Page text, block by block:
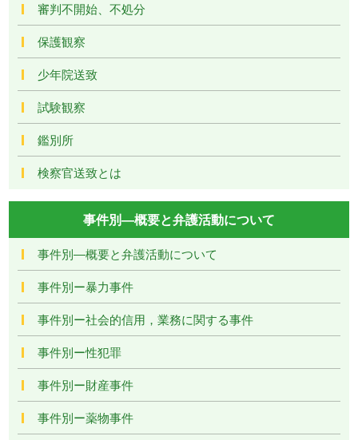
審判不開始、不処分
保護観察
少年院送致
試験観察
鑑別所
検察官送致とは
事件別―概要と弁護活動について
事件別―概要と弁護活動について
事件別ー暴力事件
事件別ー社会的信用，業務に関する事件
事件別ー性犯罪
事件別ー財産事件
事件別ー薬物事件